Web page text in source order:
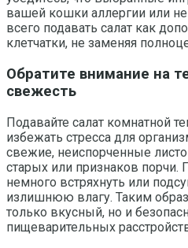
вашей кошки аллергии или
всего подавать салат как
клетчатки, не заменяя
Обратите внимание на
свежесть
Подавайте салат комнатной
избежать стресса для
свежие, неиспорченные
старых или признаков
немного встряхнуть или
излишнюю влагу. Таким
только вкусный, но и
пищеварительных